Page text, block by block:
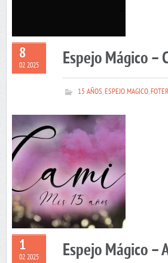
8
02 2025 Espejo Mágico –
15 AÑOS,ESPEJO MAGICO,
1
02 2025 Espejo Mágico –